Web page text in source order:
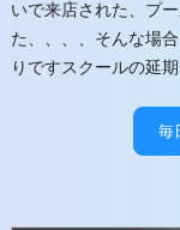
いで来店された、プ
た、、、、そんな場
りですスクールの延
毎